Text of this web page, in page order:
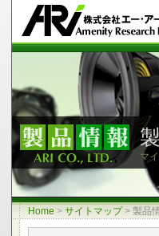
マ
Home > サイトマップ> 製品